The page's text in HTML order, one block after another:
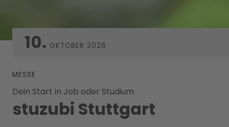
10. OKTOBER 2026
MESSE
Dein Start in Job oder Studium
stuzubi Stuttgart